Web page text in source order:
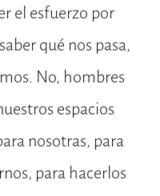
el esfuerzo por
qué nos pasa,
No, hombres
espacios
nosotras, para
para hacerlos